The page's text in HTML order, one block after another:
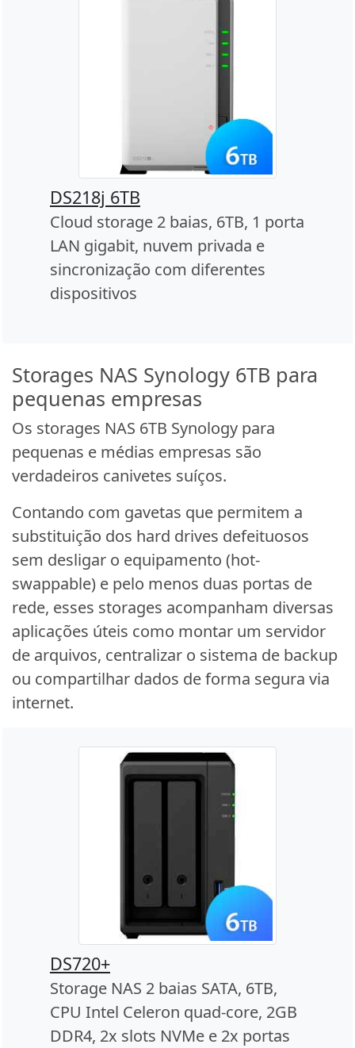
DS218j 6TB
Cloud storage 2 baias, 6TB, 1 porta
LAN gigabit, nuvem privada e
sincronização com diferentes
dispositivos
Storages NAS Synology 6TB para
pequenas empresas
Os storages NAS 6TB Synology para
pequenas e médias empresas são
verdadeiros canivetes suíços.
Contando com gavetas que permitem a
substituição dos hard drives defeituosos
sem desligar o equipamento (hot-
swappable) e pelo menos duas portas de
rede, esses storages acompanham diversas
aplicações úteis como montar um servidor
de arquivos, centralizar o sistema de backup
ou compartilhar dados de forma segura via
internet.
DS720+
Storage NAS 2 baias SATA, 6TB,
CPU Intel Celeron quad-core, 2GB
DDR4, 2x slots NVMe e 2x portas